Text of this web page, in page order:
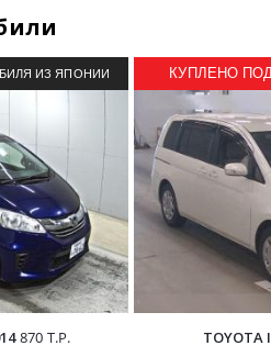
ИЗ ЯПОНИИ
870 Т.Р.
КУПЛЕНО ПОД
TOYOTA